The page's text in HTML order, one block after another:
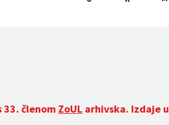
33. členom ZoUL arhivska. Izdaje